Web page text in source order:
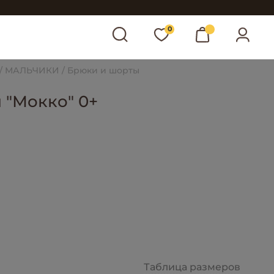
0
МАЛЬЧИКИ Брюки и шорты
0+
Таблица размеров